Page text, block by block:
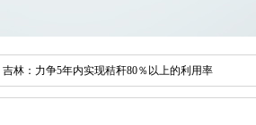
吉林：力争5年内实现秸秆80％以上的利用率